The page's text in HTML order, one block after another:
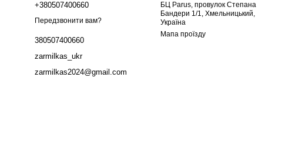
+380507400660
Передзвонити вам?
380507400660
zarmilkas_ukr
zarmilkas2024@gmail.com
БЦ Parus, провулок Степана
Бандери 1/1, Хмельницький,
Україна
Мапа проїзду